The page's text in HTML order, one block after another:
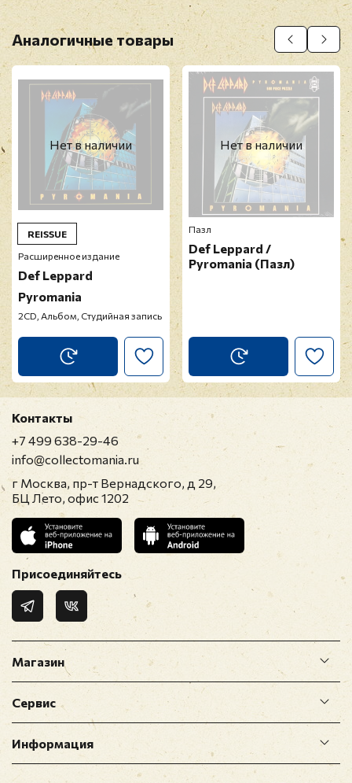
Аналогичные товары
Нет в наличии
REISSUE
Расширенное издание
Def Leppard
Pyromania
2CD, Альбом, Студийная запись
Нет в наличии
Пазл
Def Leppard /
Pyromania (Пазл)
Магазин
Сервис
Информация
Контакты
+7 499 638-29-46
info@collectomania.ru
г Москва, пр-т Вернадского, д 29,
БЦ Лето, офис 1202
Присоединяйтесь